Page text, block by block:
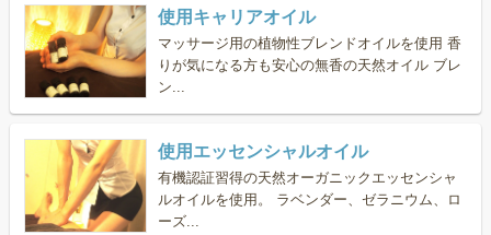
使用キャリアオイル
マッサージ用の植物性ブレンドオイルを使用 香
りが気になる方も安心の無香の天然オイル ブレ
ン...
使用エッセンシャルオイル
有機認証習得の天然オーガニックエッセンシャ
ルオイルを使用。 ラベンダー、ゼラニウム、ロ
ーズ...